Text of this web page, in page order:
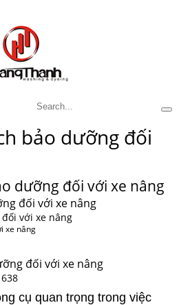
bảo dưỡng đối
dưỡng đối với xe nâng
đối với xe nâng
với xe nâng
xe nâng
đối với xe nâng
cụ quan trọng trong việc